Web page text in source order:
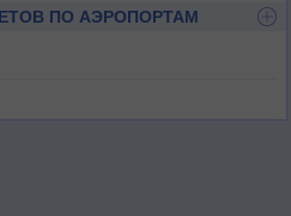
ПО АЭРОПОРТАМ